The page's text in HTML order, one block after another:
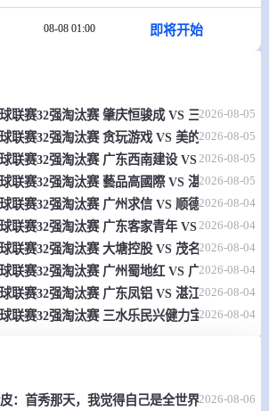
08-08 01:00 即将开始
08-08 01:30 即将开始
0 - 0 斯洛文尼亚U16
08-08 01:30 即将开始
0 - 0 立陶宛U16
08-08 01:30 即将开始
联赛32强淘汰赛 肇庆恒骏成 VS 三七互娱 全
2026-08-05
联赛32强淘汰赛 贪玩游戏 VS 美的薪火 全场录
2026-08-05
联赛32强淘汰赛 广东西南建设 VS 香港圣徒
2026-08-05
联赛32强淘汰赛 藝品高國際 VS 湛江狂狼·粵
2026-08-05
联赛32强淘汰赛 广州求信 VS 顺德新青年 全
2026-08-04
联赛32强淘汰赛 广东客家青年 VS 广州英华思
2026-08-04
联赛32强淘汰赛 大塘控股 VS 茂名市点都得
2026-08-04
联赛32强淘汰赛 广州蜀地红 VS 广州戴拿模
2026-08-04
联赛32强淘汰赛 广东凤铝 VS 湛江八部科技
2026-08-04
联赛32强淘汰赛 三水乐民兴健力宝 VS 中国澳
2026-08-04
：首秀那天，我觉得自己是全世界最幸福的人
2026-08-06